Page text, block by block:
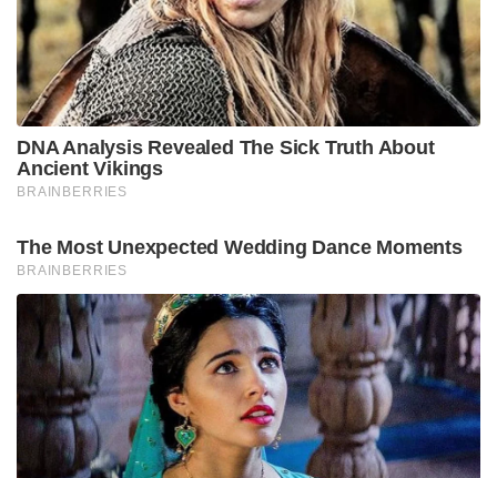
DNA Analysis Revealed The Sick Truth About
Ancient Vikings
BRAINBERRIES
The Most Unexpected Wedding Dance Moments
BRAINBERRIES